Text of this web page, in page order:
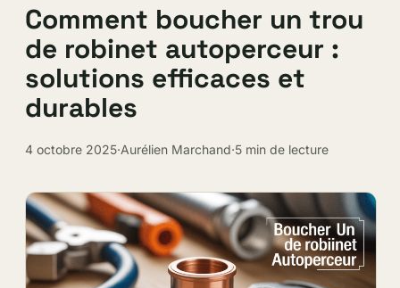
Comment boucher un trou
de robinet autoperceur :
solutions efficaces et
durables
4 octobre 2025·Aurélien Marchand·5 min de lecture